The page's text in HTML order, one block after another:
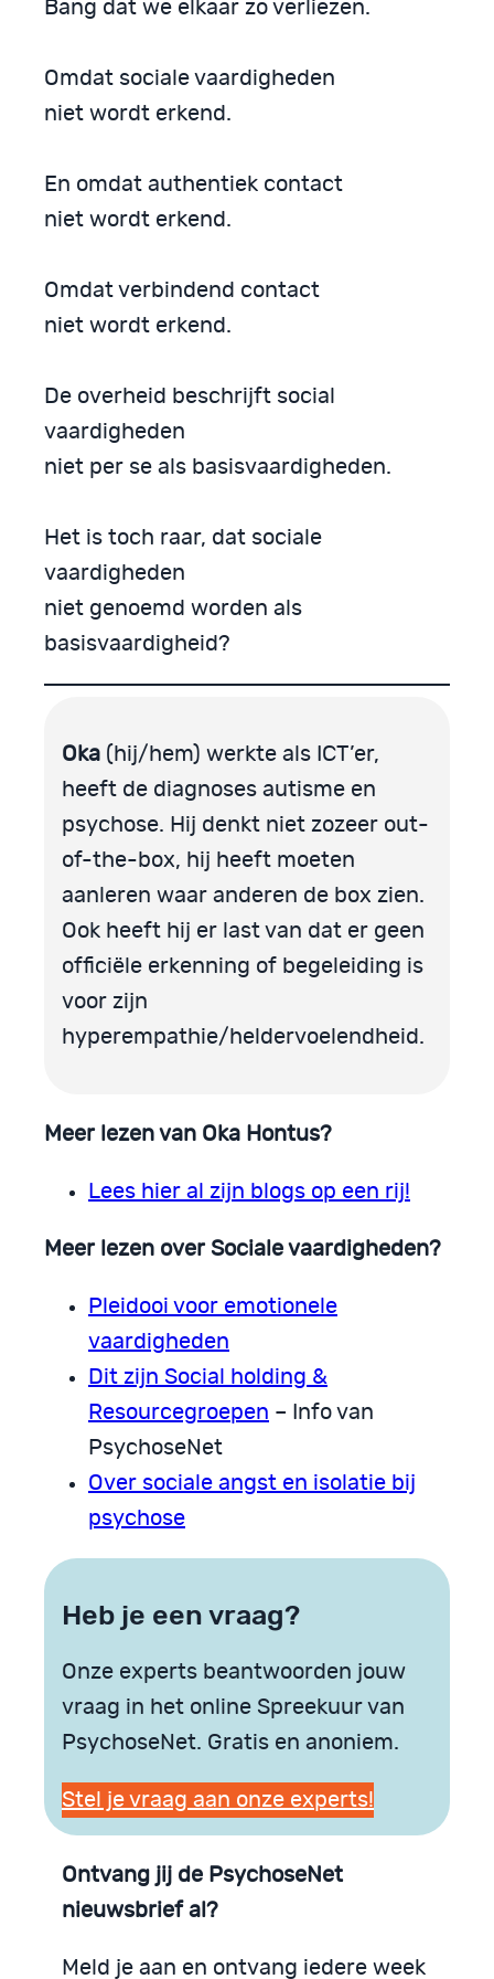
Bang dat we elkaar zo verliezen.
Omdat sociale vaardigheden
niet wordt erkend.
En omdat authentiek contact
niet wordt erkend.
Omdat verbindend contact
niet wordt erkend.
De overheid beschrijft social
vaardigheden
niet per se als basisvaardigheden.
Het is toch raar, dat sociale
vaardigheden
niet genoemd worden als
basisvaardigheid?
Oka (hij/hem) werkte als ICT’er,
heeft de diagnoses autisme en
psychose. Hij denkt niet zozeer out-
of-the-box, hij heeft moeten
aanleren waar anderen de box zien.
Ook heeft hij er last van dat er geen
officiële erkenning of begeleiding is
voor zijn
hyperempathie/heldervoelendheid.
Meer lezen van Oka Hontus?
Lees hier al zijn blogs op een rij!
Meer lezen over Sociale vaardigheden?
Pleidooi voor emotionele
vaardigheden
Dit zijn Social holding &
Resourcegroepen – Info van
PsychoseNet
Over sociale angst en isolatie bij
psychose
Heb je een vraag?
Onze experts beantwoorden jouw
vraag in het online Spreekuur van
PsychoseNet. Gratis en anoniem.
Stel je vraag aan onze experts!
Ontvang jij de PsychoseNet
nieuwsbrief al?
Meld je aan en ontvang iedere week